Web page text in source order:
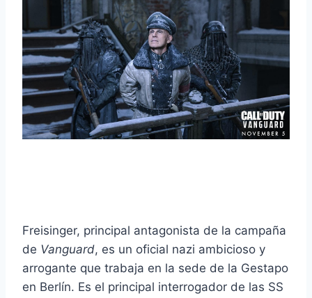
Freisinger, principal antagonista de la campaña
de Vanguard, es un oficial nazi ambicioso y
arrogante que trabaja en la sede de la Gestapo
en Berlín. Es el principal interrogador de las SS